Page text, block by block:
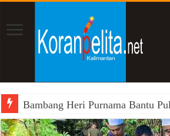
Bambang Heri Purnama Bantu